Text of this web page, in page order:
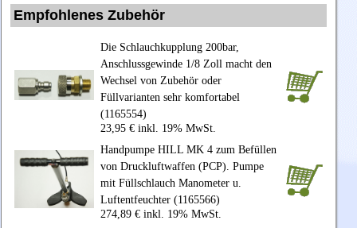
Empfohlenes Zubehör
Die Schlauchkupplung 200bar,
Anschlussgewinde 1/8 Zoll macht den
Wechsel von Zubehör oder
Füllvarianten sehr komfortabel
(1165554)
23,95 € inkl. 19% MwSt.
Handpumpe HILL MK 4 zum Befüllen
von Druckluftwaffen (PCP). Pumpe
mit Füllschlauch Manometer u.
Luftentfeuchter (1165566)
274,89 € inkl. 19% MwSt.